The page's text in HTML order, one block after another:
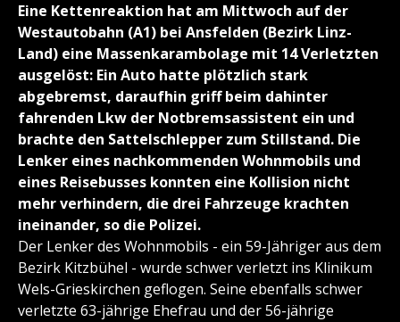
Eine Kettenreaktion hat am Mittwoch auf der
Westautobahn (A1) bei Ansfelden (Bezirk Linz-
Land) eine Massenkarambolage mit 14 Verletzten
ausgelöst: Ein Auto hatte plötzlich stark
abgebremst, daraufhin griff beim dahinter
fahrenden Lkw der Notbremsassistent ein und
brachte den Sattelschlepper zum Stillstand. Die
Lenker eines nachkommenden Wohnmobils und
eines Reisebusses konnten eine Kollision nicht
mehr verhindern, die drei Fahrzeuge krachten
ineinander, so die Polizei.
Der Lenker des Wohnmobils - ein 59-Jähriger aus dem
Bezirk Kitzbühel - wurde schwer verletzt ins Klinikum
Wels-Grieskirchen geflogen. Seine ebenfalls schwer
verletzte 63-jährige Ehefrau und der 56-jährige